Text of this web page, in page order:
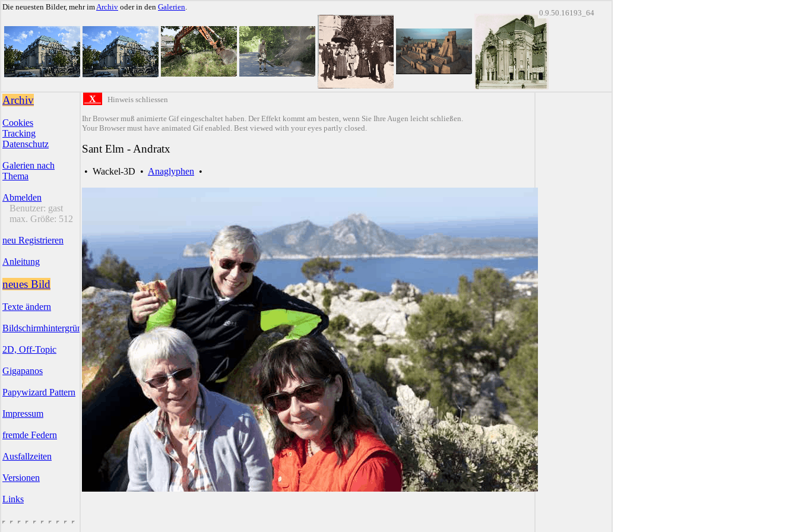
Die neuesten Bilder, mehr imArchiv oder in den Galerien.
0.9.50.16193_64
Archiv
Cookies
Tracking
Datenschutz
Galerien nach
Thema
Abmelden
Benutzer: gast
max. Größe: 512
neu Registrieren
Anleitung
neues Bild
Texte ändern
Bildschirmhintergründe
2D, Off-Topic
Gigapanos
Papywizard Pattern
Impressum
fremde Federn
Ausfallzeiten
Versionen
Links
X Hinweis schliessen
Ihr Browser muß animierte Gif eingeschaltet haben. Der Effekt kommt am besten, wenn Sie Ihre Augen leicht schließen.
Your Browser must have animated Gif enabled. Best viewed with your eyes partly closed.
Sant Elm - Andratx
• Wackel-3D • Anaglyphen •